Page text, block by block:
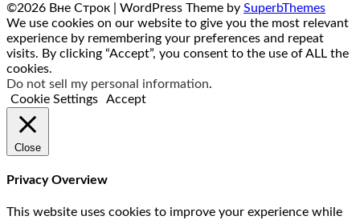
©2026 Вне Строк | WordPress Theme by SuperbThemes
We use cookies on our website to give you the most relevant
experience by remembering your preferences and repeat
visits. By clicking “Accept”, you consent to the use of ALL the
cookies.
Do not sell my personal information.
Cookie Settings
Accept
Close
Privacy Overview
This website uses cookies to improve your experience while